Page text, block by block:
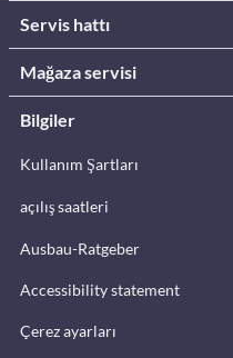
Servis hattı
Mağaza servisi
Bilgiler
Kullanım Şartları
açılış saatleri
Ausbau-Ratgeber
Accessibility statement
Çerez ayarları